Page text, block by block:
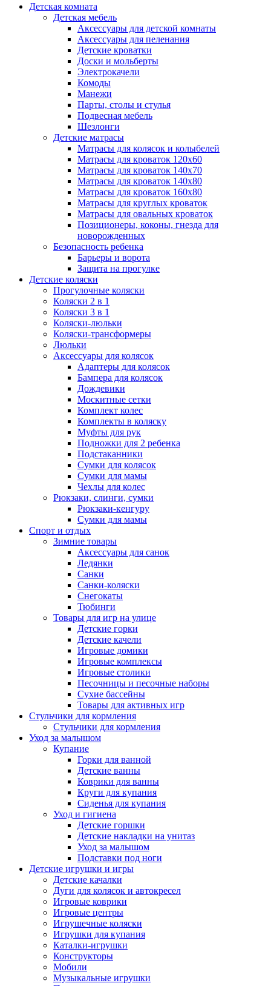
Детская комната
Детская мебель
Аксессуары для детской комнаты
Аксессуары для пеленания
Детские кроватки
Доски и мольберты
Электрокачели
Комоды
Манежи
Парты, столы и стулья
Подвесная мебель
Шезлонги
Детские матрасы
Матрасы для колясок и колыбелей
Матрасы для кроваток 120х60
Матрасы для кроваток 140х70
Матрасы для кроваток 140х80
Матрасы для кроваток 160х80
Матрасы для круглых кроваток
Матрасы для овальных кроваток
Позиционеры, коконы, гнезда для
новорожденных
Безопасность ребенка
Барьеры и ворота
Защита на прогулке
Детские коляски
Прогулочные коляски
Коляски 2 в 1
Коляски 3 в 1
Коляски-люльки
Коляски-трансформеры
Люльки
Аксессуары для колясок
Адаптеры для колясок
Бампера для колясок
Дождевики
Москитные сетки
Комплект колес
Комплекты в коляску
Муфты для рук
Подножки для 2 ребенка
Подстаканники
Сумки для колясок
Сумки для мамы
Чехлы для колес
Рюкзаки, слинги, сумки
Рюкзаки-кенгуру
Сумки для мамы
Спорт и отдых
Зимние товары
Аксессуары для санок
Ледянки
Санки
Санки-коляски
Снегокаты
Тюбинги
Товары для игр на улице
Детские горки
Детские качели
Игровые домики
Игровые комплексы
Игровые столики
Песочницы и песочные наборы
Сухие бассейны
Товары для активных игр
Стульчики для кормления
Стульчики для кормления
Уход за малышом
Купание
Горки для ванной
Детские ванны
Коврики для ванны
Круги для купания
Сиденья для купания
Уход и гигиена
Детские горшки
Детские накладки на унитаз
Уход за малышом
Подставки под ноги
Детские игрушки и игры
Детские качалки
Дуги для колясок и автокресел
Игровые коврики
Игровые центры
Игрушечные коляски
Игрушки для купания
Каталки-игрушки
Конструкторы
Мобили
Музыкальные игрушки